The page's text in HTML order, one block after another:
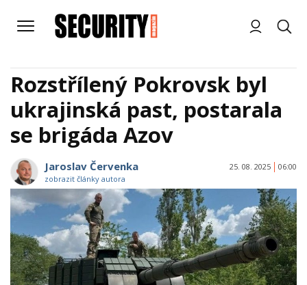
Rozstřílený Pokrovsk byl
ukrajinská past, postarala
se brigáda Azov
Jaroslav Červenka
zobrazit články autora
25. 08. 2025 06:00